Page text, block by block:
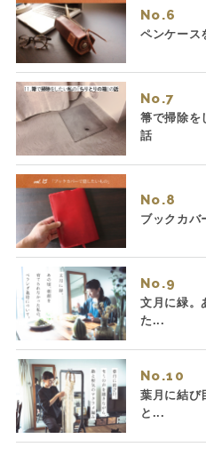
No.
ペンケース
No.
箒で掃除を
話
No.
ブックカバ
No.
文月に緑。
た...
No.
葉月に結び
と...